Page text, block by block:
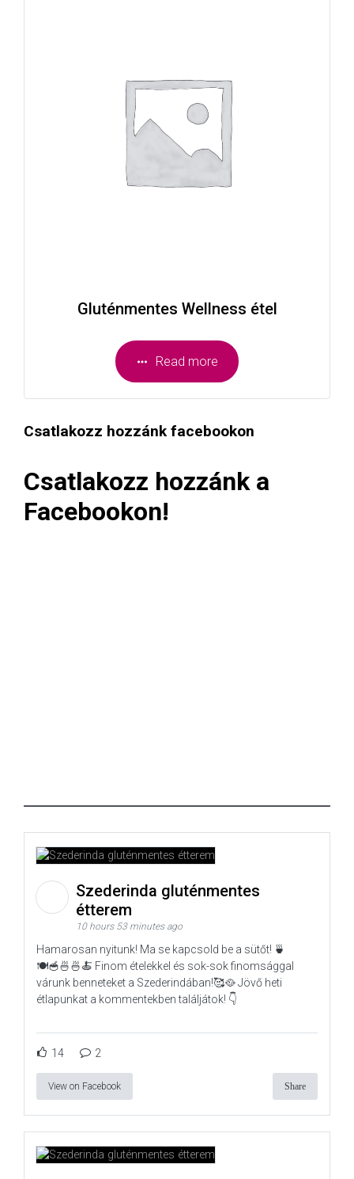
Gluténmentes Wellness étel
Read more
Csatlakozz hozzánk facebookon
Csatlakozz hozzánk a
Facebookon!
Szederinda gluténmentes
étterem
10 hours 53 minutes ago
Hamarosan nyitunk! Ma se kapcsold be a sütőt! 🍵
🍽️🥣🍜🍜🍝 Finom ételekkel és sok-sok finomsággal
várunk benneteket a Szederindában!🥰🥘 Jövő heti
étlapunkat a kommentekben találjátok! 👇
14 2
View on Facebook Share